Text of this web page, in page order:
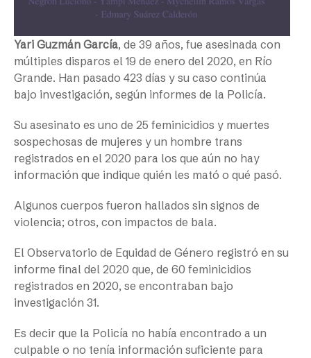
Yari Guzmán García, de 39 años, fue asesinada con
múltiples disparos el 19 de enero del 2020, en Río
Grande. Han pasado 423 días y su caso continúa
bajo investigación, según informes de la Policía.
Su asesinato es uno de 25 feminicidios y muertes
sospechosas de mujeres y un hombre trans
registrados en el 2020 para los que aún no hay
información que indique quién les mató o qué pasó.
Algunos cuerpos fueron hallados sin signos de
violencia; otros, con impactos de bala.
El Observatorio de Equidad de Género registró en su
informe final del 2020 que, de 60 feminicidios
registrados en 2020, se encontraban bajo
investigación 31.
Es decir que la Policía no había encontrado a un
culpable o no tenía información suficiente para